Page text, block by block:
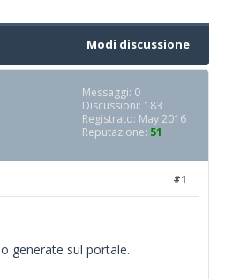
Modi discussione
Messaggi: 0
Discussioni: 183
Registrato: May 2016
Reputazione: 51
#1
generate sul portale.